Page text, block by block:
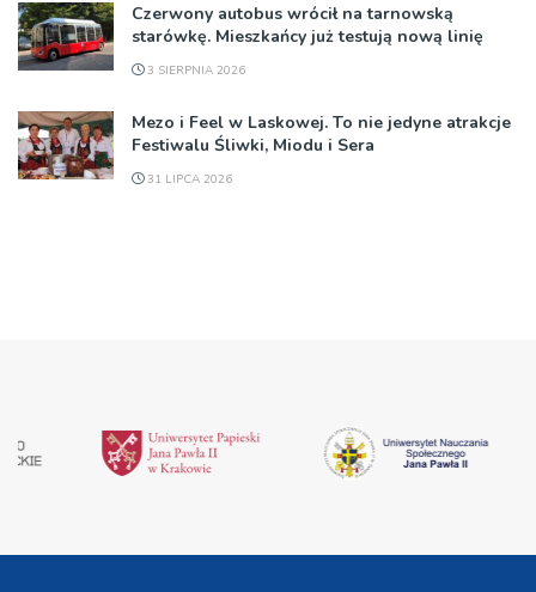
Czerwony autobus wrócił na tarnowską
starówkę. Mieszkańcy już testują nową linię
3 SIERPNIA 2026
Mezo i Feel w Laskowej. To nie jedyne atrakcje
Festiwalu Śliwki, Miodu i Sera
31 LIPCA 2026